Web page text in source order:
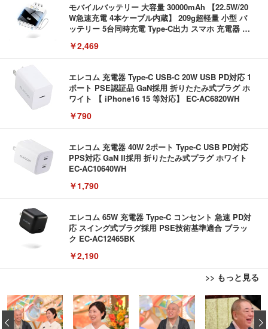
モバイルバッテリー 大容量 30000mAh 【22.5W/20
W急速充電 4本ケーブル内蔵】 209g超軽量 小型 バ
ッテリー 5台同時充電 Type-C出力 スマホ 充電器 LC
携帯充電器 停電対策 アウトドア/旅行/出張/防災/緊
急用 iOS/Android各種他対応 機内持込可 (高級白い)
￥2,469
エレコム 充電器 Type-C USB-C 20W USB PD対応 1
ポート PSE認証品 GaN採用 折りたたみ式プラグ ホ
ワイト 【 iPhone16 15 等対応】 EC-AC6820WH
￥790
エレコム 充電器 40W 2ポート Type-C USB PD対応
PPS対応 GaN II採用 折りたたみ式プラグ ホワイト
EC-AC10640WH
￥1,790
エレコム 65W 充電器 Type-C コンセント 急速 PD対
応 スイング式プラグ採用 PSE技術基準適合 ブラッ
ク EC-AC12465BK
￥2,190
>> もっと見る
Bluetoothイヤホン ワイヤレスイヤホン IPX7防水
最大60時間再生 2026年最新Bluetooth6.0ブルートゥ
ースイヤホン 全音域HIFI音質低遅延接続瞬時 片耳/
‹